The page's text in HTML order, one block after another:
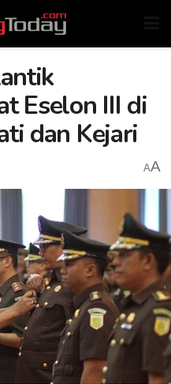
Eselon III di
dan Kejari
AA